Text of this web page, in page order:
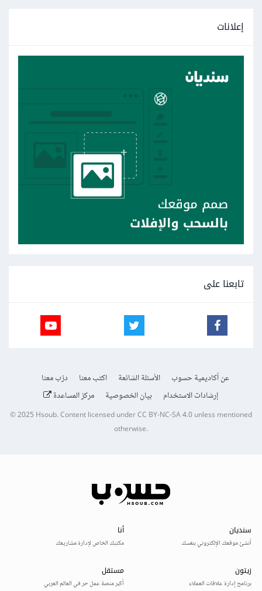
إعلانات
تابعنا على
عن أكاديمية حسوب الأسئلة الشائعة اكتب معنا
درّب معنا
إرشادات الاستخدام
بيان الخصوصية مركز المساعدة
© 2025Hsoub.Content licensed underCC BY-NC-SA 4.0unless mentioned
otherwise.